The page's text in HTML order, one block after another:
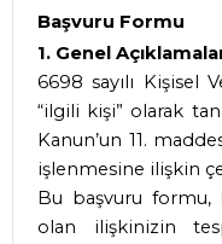
Vizyon ve Misyon
Bilgi Güvenliği Yönetimi
Kalite Politikası
Veri Başvuru Formu
Elektronik İleti Onayı
Başvuru Formu
1. Genel
6698 sayılı Kişisel
“ilgili kişi” olarak
Kanun’un 11.
işlenmesine ilişkin
Bu başvuru formu,
olan ilişkinizin